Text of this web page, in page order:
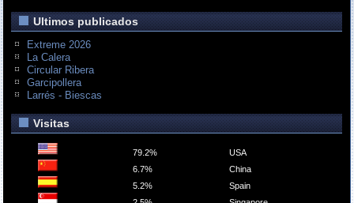
Ultimos publicados
Extreme 2026
La Calera
Circular Ribera
Garcipollera
Larrés - Biescas
Visitas
79.2%
USA
6.7%
China
5.2%
Spain